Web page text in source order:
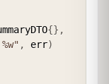
{} ,
, err)